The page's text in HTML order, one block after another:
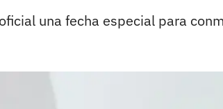
una fecha especial para